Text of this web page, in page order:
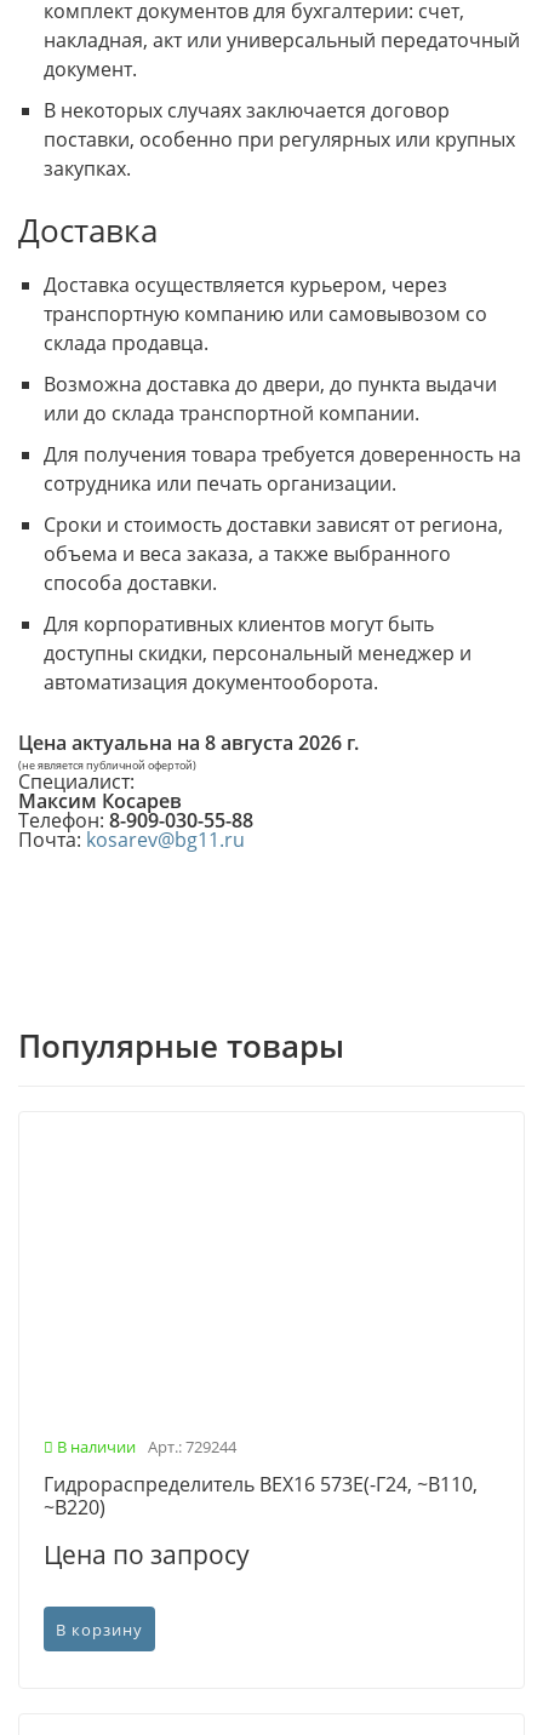
комплект документов для бухгалтерии: счет,
накладная, акт или универсальный передаточный
документ.
В некоторых случаях заключается договор
поставки, особенно при регулярных или крупных
закупках.
Доставка
Доставка осуществляется курьером, через
транспортную компанию или самовывозом со
склада продавца.
Возможна доставка до двери, до пункта выдачи
или до склада транспортной компании.
Для получения товара требуется доверенность на
сотрудника или печать организации.
Сроки и стоимость доставки зависят от региона,
объема и веса заказа, а также выбранного
способа доставки.
Для корпоративных клиентов могут быть
доступны скидки, персональный менеджер и
автоматизация документооборота.
Цена актуальна на 8 августа 2026 г.
(не является публичной офертой)
Специалист:
Максим Косарев
Телефон: 8-909-030-55-88
Почта: kosarev@bg11.ru
Популярные товары
В наличии Арт.: 729244
Гидрораспределитель ВЕХ16 573Е(-Г24, ~В110,
~В220)
Цена по запросу
В корзину